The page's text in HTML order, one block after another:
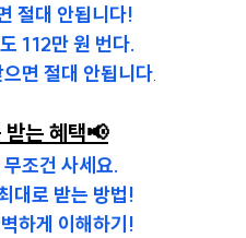
절대 안됩니다!
112만 원 번다.
면 절대 안됩니다.
받는 혜택📢
조건 사세요.
대로 받는 방법!
하게 이해하기!